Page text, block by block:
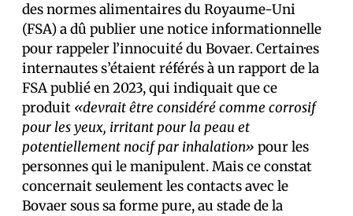
des normes alimentaires du Royaume-Uni
(FSA) a dû publier une notice informationnelle
pour rappeler l’innocuité du Bovaer. Certain·es
internautes s’étaient référés à un rapport de la
FSA publié en 2023, qui indiquait que ce
produit «devrait être considéré comme corrosif
pour les yeux, irritant pour la peau et
potentiellement nocif par inhalation» pour les
personnes qui le manipulent. Mais ce constat
concernait seulement les contacts avec le
Bovaer sous sa forme pure, au stade de la